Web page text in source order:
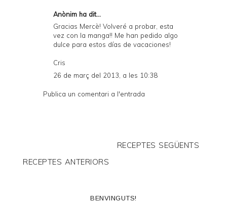
Anònim ha dit...
Gracias Mercè! Volveré a probar, esta
vez con la manga!! Me han pedido algo
dulce para estos días de vacaciones!
Cris
26 de març del 2013, a les 10:38
Publica un comentari a l'entrada
RECEPTES SEGÜENTS
RECEPTES ANTERIORS
BENVINGUTS!